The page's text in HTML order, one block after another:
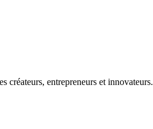
créateurs, entrepreneurs et innovateurs.